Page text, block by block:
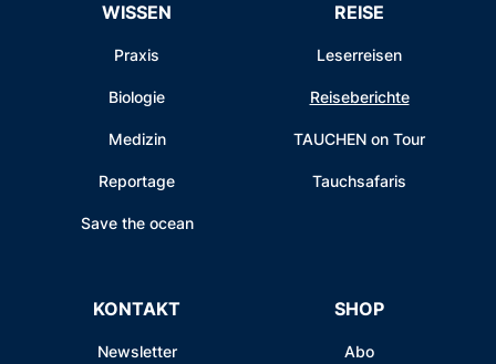
WISSEN
Praxis
Biologie
Medizin
Reportage
Save the ocean
REISE
Leserreisen
Reiseberichte
TAUCHEN on Tour
Tauchsafaris
KONTAKT
Newsletter
SHOP
Abo